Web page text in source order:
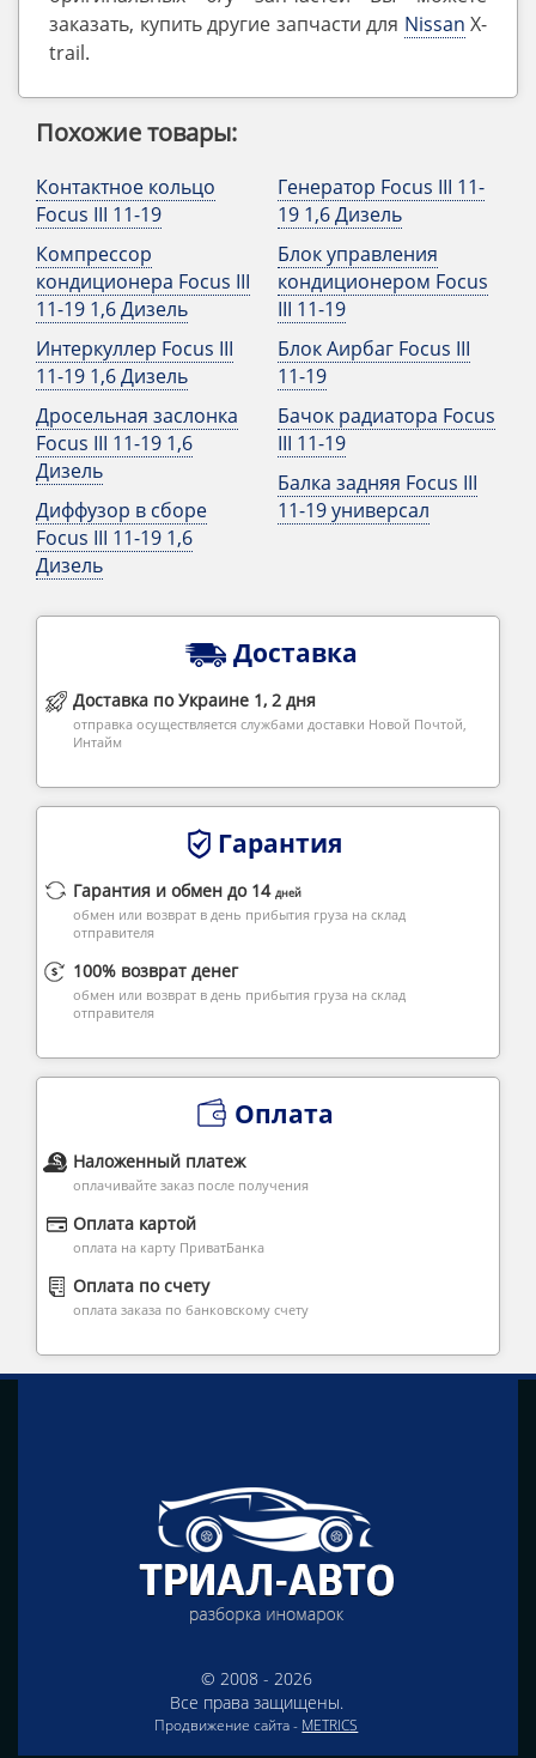
заказать, купить другие запчасти для Nissan X-
trail.
Похожие товары:
Контактное кольцо
Focus III 11-19
Компрессор
кондиционера Focus III
11-19 1,6 Дизель
Интеркуллер Focus III
11-19 1,6 Дизель
Дросельная заслонка
Focus III 11-19 1,6
Дизель
Диффузор в сборе
Focus III 11-19 1,6
Дизель
Генератор Focus III 11-
19 1,6 Дизель
Блок управления
кондиционером Focus
III 11-19
Блок Аирбаг Focus III
11-19
Бачок радиатора Focus
III 11-19
Балка задняя Focus III
11-19 универсал
Доставка
Доставка по Украине 1, 2 дня
отправка осуществляется службами доставки Новой Почтой,
Интайм
Гарантия
Гарантия и обмен до 14 дней
обмен или возврат в день прибытия груза на склад
отправителя
100% возврат денег
обмен или возврат в день прибытия груза на склад
отправителя
Оплата
Наложенный платеж
оплачивайте заказ после получения
Оплата картой
оплата на карту ПриватБанка
Оплата по счету
оплата заказа по банковскому счету
© 2008 - 2026
Все права защищены.
Продвижение сайта - METRICS